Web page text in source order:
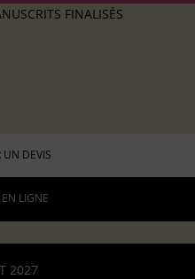
FINALISÉS
DEVIS
LIGNE
2027